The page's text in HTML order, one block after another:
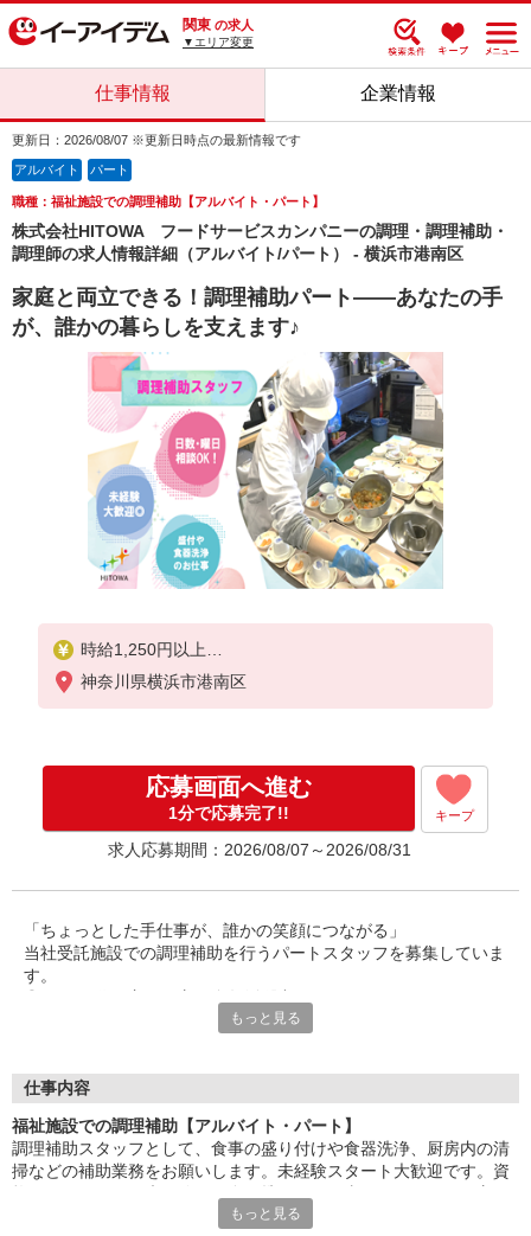
関東 の求人
▼エリア変更
仕事情報 企業情報
更新日：2026/08/07 ※更新日時点の最新情報です
アルバイト パート
職種：福祉施設での調理補助【アルバイト・パート】
株式会社HITOWA フードサービスカンパニーの調理・調理補助・
調理師の求人情報詳細（アルバイト/パート） - 横浜市港南区
家庭と両立できる！調理補助パート――あなたの手
が、誰かの暮らしを支えます♪
時給1,250円以上
※経験によりスタート時給は変動します。
※アルバイト賞与（寸志）：あり
年2回。勤続年数により金額UP。
神奈川県横浜市港南区
応募画面へ進む
1分で応募完了!! キープ
求人応募期間：2026/08/07～2026/08/31
「ちょっとした手仕事が、誰かの笑顔につながる」
当社受託施設での調理補助を行うパートスタッフを募集していま
す。
ご家庭での経験を活かして、社会とつながりながら、無理なく働
盛付け・配膳・洗浄など、調理師のサポートが中心。
「ありがとう」の言葉が、毎日の励みに。誰かの暮らしを支え
る、
もっと見る
仕事内容
福祉施設での調理補助【アルバイト・パート】
調理補助スタッフとして、食事の盛り付けや食器洗浄、厨房内の清
掃などの補助業務をお願いします。未経験スタート大歓迎です。資
らの応募をお待ちしています。先輩が丁寧にサポートしますのでご
もっと見る